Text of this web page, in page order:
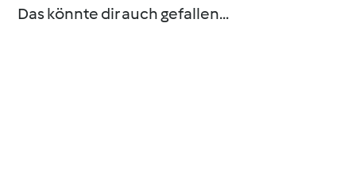
Das könnte dir auch gefallen...